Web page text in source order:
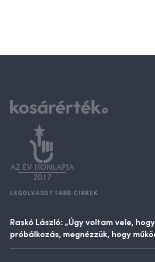
LEGOLVASOTTABB CIKKEK
Raskó László: „Úgy voltam vele,
próbálkozás, megnézzük, hogy